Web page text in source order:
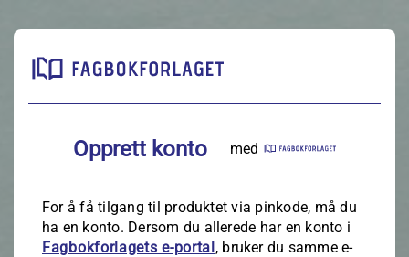
Opprett konto med
For å få tilgang til produktet via pinkode, må du
ha en konto. Dersom du allerede har en konto i
Fagbokforlagets e‑portal, bruker du samme e-